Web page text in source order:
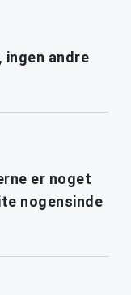
ingen andre
er noget
nogensinde